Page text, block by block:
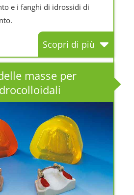
e i fanghi di idrossidi di
Scopri di più
masse per